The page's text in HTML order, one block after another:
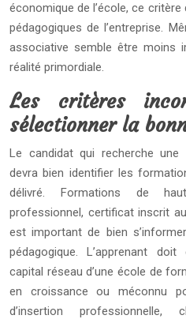
économique de l’école, ce
pédagogiques de l’entreprise.
associative semble être moins
réalité primordiale.
Les critères
sélectionner la
Le candidat qui recherche une
devra bien identifier les
délivré. Formations de
professionnel, certificat inscrit
est important de bien
pédagogique. L’apprenant
capital réseau d’une école de
en croissance ou méconnu
d’insertion